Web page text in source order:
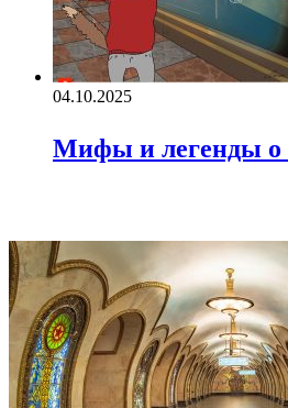
04.10.2025
Мифы и легенды о